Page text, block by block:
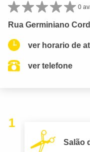
0
Rua Germiniano
ver horario de
ver telefone
1
Salão